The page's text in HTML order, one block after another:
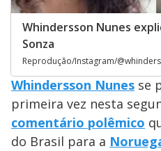
Whindersson Nunes
Sonza
Reprodução/Instagram/
Whindersson Nunes se
primeira vez nesta
comentário polêmico
do Brasil para a